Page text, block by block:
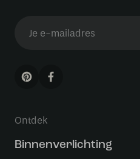
Ontdek
Binnenverlichting